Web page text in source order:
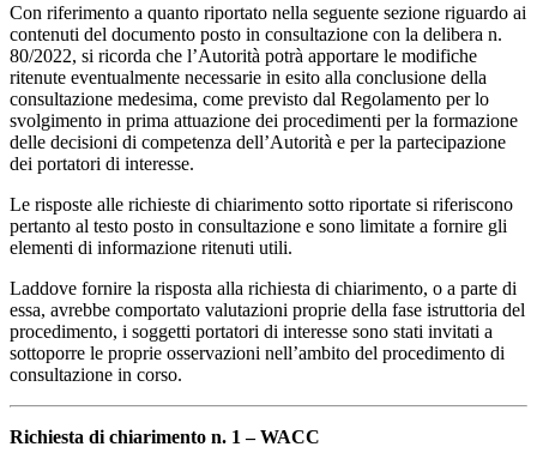
Con riferimento a quanto riportato nella seguente sezione riguardo ai
contenuti del documento posto in consultazione con la delibera n.
80/2022, si ricorda che l’Autorità potrà apportare le modifiche
ritenute eventualmente necessarie in esito alla conclusione della
consultazione medesima, come previsto dal Regolamento per lo
svolgimento in prima attuazione dei procedimenti per la formazione
delle decisioni di competenza dell’Autorità e per la partecipazione
dei portatori di interesse.
Le risposte alle richieste di chiarimento sotto riportate si riferiscono
pertanto al testo posto in consultazione e sono limitate a fornire gli
elementi di informazione ritenuti utili.
Laddove fornire la risposta alla richiesta di chiarimento, o a parte di
essa, avrebbe comportato valutazioni proprie della fase istruttoria del
procedimento, i soggetti portatori di interesse sono stati invitati a
sottoporre le proprie osservazioni nell’ambito del procedimento di
consultazione in corso.
Richiesta di chiarimento n. 1 – WACC